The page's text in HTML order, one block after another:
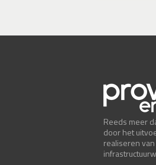
Reeds meer
door het
realiseren